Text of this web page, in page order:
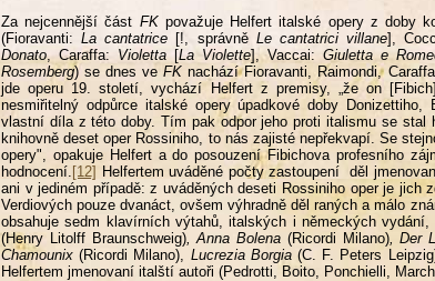
Za nejcennější část FK považuje Helfert italské opery z doby
(Fioravanti:La cantatrice [!, správně Le cantatrici villane],
Donato, Caraffa: Violetta [La Violette], Vaccai: Giuletta e
Rosemberg) se dnes veFK nachází Fioravanti, Raimondi,
jde operu 19. století, vychází Helfert z premisy, „že on
nesmiřitelný odpůrce italské opery úpadkové doby
vlastní díla z této doby. Tím pak odpor jeho proti italismu se
knihovně deset oper Rossiniho, to nás zajisté nepřekvapí. Se
opery", opakuje Helfert a do posouzení Fibichova profesního
hodnocení. [12] Helfertem uváděné počty zastoupení děl
ani v jediném případě: z uváděných deseti Rossiniho oper je jich
Verdiových pouze dvanáct, ovšem výhradně děl raných a málo
obsahuje sedm klavírních výtahů, italských i německých
(Henry Litolff Braunschweig), Anna Bolena (Ricordi Milano), Der
Chamounix(Ricordi Milano), Lucrezia Borgia(C. F. Peters
Helfertem jmenovaní italští autoři (Pedrotti, Boito, Ponchielli,